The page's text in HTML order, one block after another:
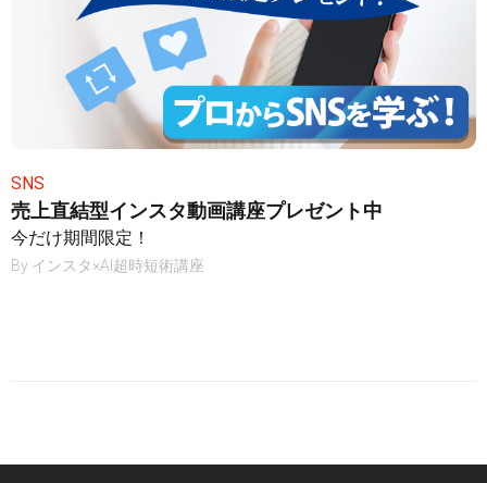
SNS
売上直結型インスタ動画講座プレゼント中
今だけ期間限定！
By インスタ×AI超時短術講座